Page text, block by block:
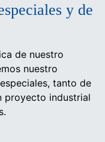
y de
de nuestro
nuestro
tanto de
proyecto industrial